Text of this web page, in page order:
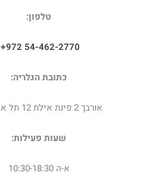
טלפון:
+972 54-462-2770
:כתובת הגלריה
אורבך 2 פינת אילת 12 תל אביב יפו
:שעות פעילות
א-ה 10:30-18:30